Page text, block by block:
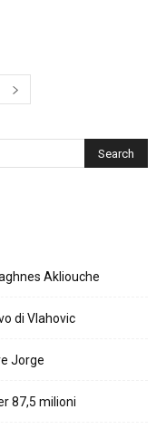
Akliouche
di Vlahovic
Jorge
87,5 milioni